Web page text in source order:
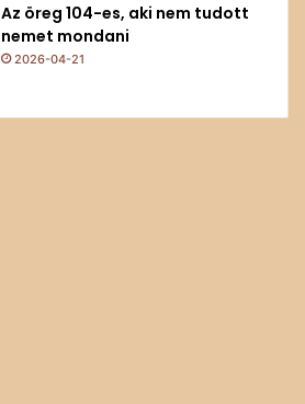
Az öreg 104-es, aki nem tudott
nemet mondani
2026-04-21